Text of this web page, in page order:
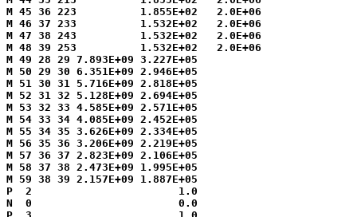
M 45 36 223          1.855E+02   2.0E+06
M 46 37 233          1.532E+02   2.0E+06
M 47 38 243          1.532E+02   2.0E+06
M 48 39 253          1.532E+02   2.0E+06
M 49 28 29 7.893E+09 3.227E+05
M 50 29 30 6.351E+09 2.946E+05
M 51 30 31 5.716E+09 2.818E+05
M 52 31 32 5.128E+09 2.694E+05
M 53 32 33 4.585E+09 2.571E+05
M 54 33 34 4.085E+09 2.452E+05
M 55 34 35 3.626E+09 2.334E+05
M 56 35 36 3.206E+09 2.219E+05
M 57 36 37 2.823E+09 2.106E+05
M 58 37 38 2.473E+09 1.995E+05
M 59 38 39 2.157E+09 1.887E+05
P  2                       1.0
N  0                       0.0